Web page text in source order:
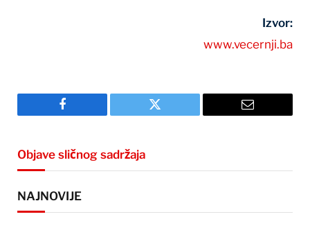
Izvor:
www.vecernji.ba
Facebook Twitter Email
Objave sličnog sadržaja
NAJNOVIJE